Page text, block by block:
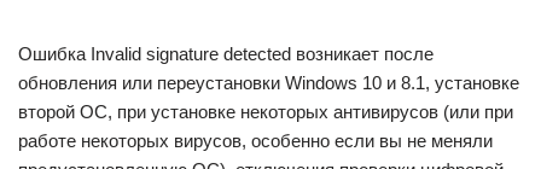
Ошибка Invalid signature detected возникает после
обновления или переустановки Windows 10 и 8.1, установке
второй ОС, при установке некоторых антивирусов (или при
работе некоторых вирусов, особенно если вы не меняли